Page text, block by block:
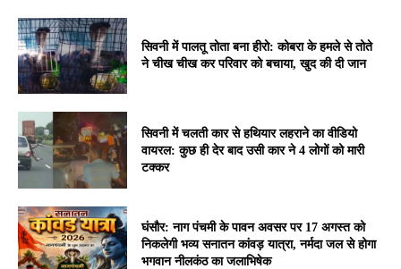
सिवनी में पालतू तोता बना हीरो: कोबरा के हमले से तोते
ने चीख चीख कर परिवार को बचाया, खुद की दी जान
सिवनी में चलती कार से हथियार लहराने का वीडियो
वायरल: कुछ ही देर बाद उसी कार ने 4 लोगों को मारी
टक्कर
घंसौर: नाग पंचमी के पावन अवसर पर 17 अगस्त को
निकलेगी भव्य सनातन कांवड़ यात्रा, नर्मदा जल से होगा
भगवान नीलकंठ का जलाभिषेक